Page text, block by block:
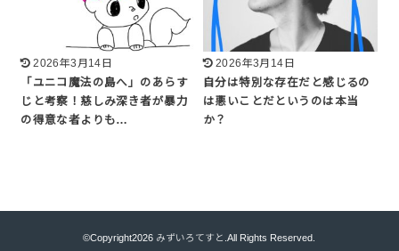
2026年3月14日
「ユニコ魔法の島へ」のあらす
じと考察！慈しみ深き者が暴力
の得意な者よりも…
2026年3月14日
自分は特別な存在だと感じるの
は悪いことだというのは本当
か？
©Copyright2026 みずいろてすと .All Rights Reserved.